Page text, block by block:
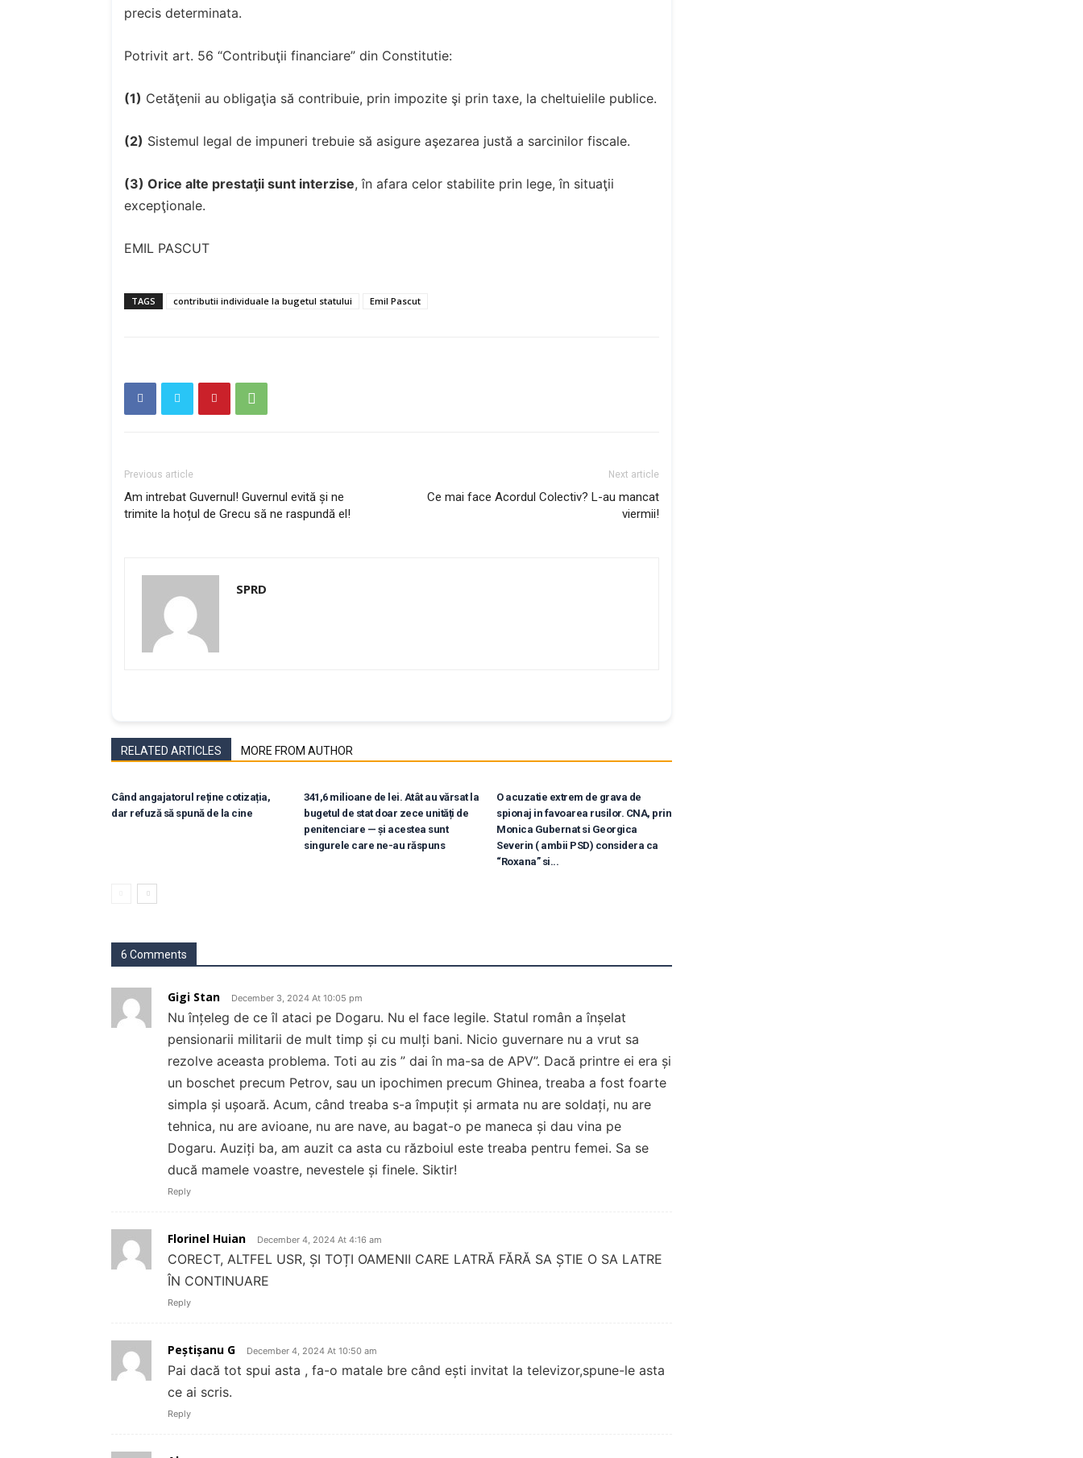
precis determinata.
Potrivit art. 56 “Contribuţii financiare” din Constitutie:
(1) Cetăţenii au obligaţia să contribuie, prin impozite şi prin taxe, la cheltuielile publice.
(2) Sistemul legal de impuneri trebuie să asigure aşezarea justă a sarcinilor fiscale.
(3) Orice alte prestaţii sunt interzise, în afara celor stabilite prin lege, în situaţii
excepţionale.
EMIL PASCUT
TAGS contributii individuale la bugetul statului Emil Pascut
Previous article
Am intrebat Guvernul! Guvernul evită și ne
trimite la hoțul de Grecu să ne raspundă el!
Next article
Ce mai face Acordul Colectiv? L-au mancat
viermii!
SPRD
RELATED ARTICLES MORE FROM AUTHOR
Când angajatorul reține cotizația,
dar refuză să spună de la cine
341,6 milioane de lei. Atât au vărsat la
bugetul de stat doar zece unități de
penitenciare — și acestea sunt
singurele care ne-au răspuns
O acuzatie extrem de grava de
spionaj in favoarea rusilor. CNA, prin
Monica Gubernat si Georgica
Severin ( ambii PSD) considera ca
“Roxana” si...
6 Comments
Gigi Stan December 3, 2024 At 10:05 pm
Nu înțeleg de ce îl ataci pe Dogaru. Nu el face legile. Statul român a înșelat
pensionarii militarii de mult timp și cu mulți bani. Nicio guvernare nu a vrut sa
rezolve aceasta problema. Toti au zis ” dai în ma-sa de APV”. Dacă printre ei era și
un boschet precum Petrov, sau un ipochimen precum Ghinea, treaba a fost foarte
simpla și ușoară. Acum, când treaba s-a împuțit și armata nu are soldați, nu are
tehnica, nu are avioane, nu are nave, au bagat-o pe maneca și dau vina pe
Dogaru. Auziți ba, am auzit ca asta cu războiul este treaba pentru femei. Sa se
ducă mamele voastre, nevestele și finele. Siktir!
Reply
Florinel Huian December 4, 2024 At 4:16 am
CORECT, ALTFEL USR, ȘI TOȚI OAMENII CARE LATRĂ FĂRĂ SA ȘTIE O SA LATRE
ÎN CONTINUARE
Reply
Peștișanu G December 4, 2024 At 10:50 am
Pai dacă tot spui asta , fa-o matale bre când ești invitat la televizor,spune-le asta
ce ai scris.
Reply